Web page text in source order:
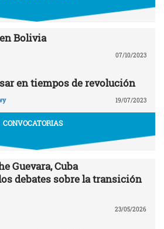
Bolivia
07/10/2023
en tiempos de revolución
19/07/2023
CONVOCATORIAS
Guevara, Cuba
debates sobre la transición
23/05/2026